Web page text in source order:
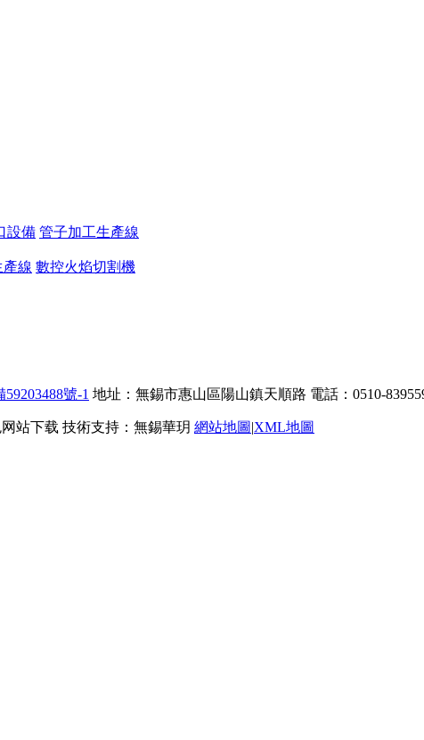
設備 管子加工生產線
產線 數控火焰切割機
59203488號-1 地址：無錫市惠山區陽山鎮天順路 電話：0510-
下载 技術支持：無錫華玥 網站地圖 |XML地圖